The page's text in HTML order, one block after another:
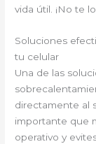
vida útil. ¡No te
Soluciones
tu celular
Una de las
directamente al
importante que
operativo y